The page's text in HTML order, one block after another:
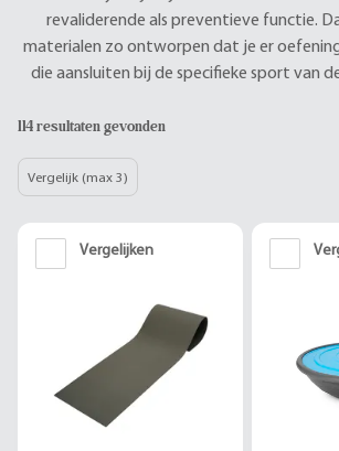
revaliderende als preventieve functie.
materialen zo ontworpen dat je er
die aansluiten bij de specifieke sport van
114 resultaten gevonden
Vergelijk (max 3)
Vergelijken